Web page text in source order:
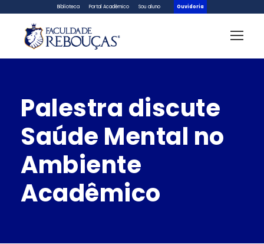
Biblioteca Portal Acadêmico Sou aluno Ouvidoria
Palestra discute
Saúde Mental no
Ambiente
Acadêmico